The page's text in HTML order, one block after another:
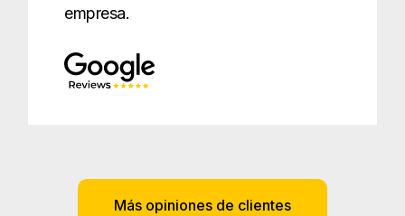
empresa.
Más opiniones de clientes